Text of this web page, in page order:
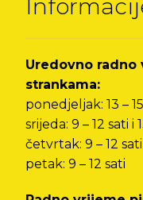
Uredovno radno
strankama:
ponedjeljak: 13 –
srijeda: 9 – 12 sati i
četvrtak: 9 – 12 sati
petak: 9 – 12 sati